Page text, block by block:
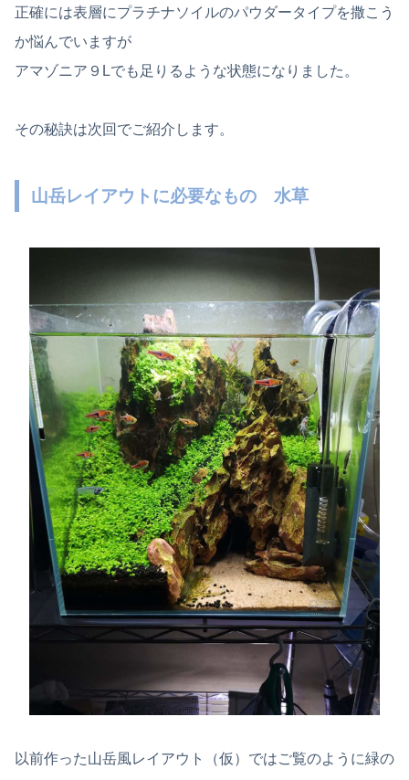
正確には表層にプラチナソイルのパウダータイプを撒こう
か悩んでいますが
アマゾニア９Lでも足りるような状態になりました。
その秘訣は次回でご紹介します。
山岳レイアウトに必要なもの 水草
以前作った山岳風レイアウト（仮）ではご覧のように緑の